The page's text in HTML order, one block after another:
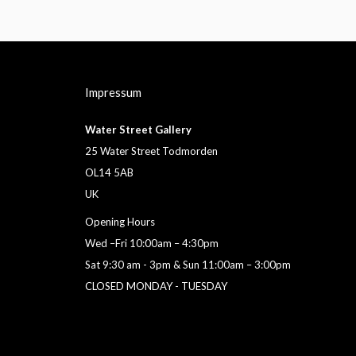
Impressum
Water Street Gallery
25 Water Street Todmorden
OL14 5AB
UK
Opening Hours
Wed –Fri 10:00am – 4:30pm
Sat 9:30 am - 3pm & Sun 11:00am – 3:00pm
CLOSED MONDAY - TUESDAY